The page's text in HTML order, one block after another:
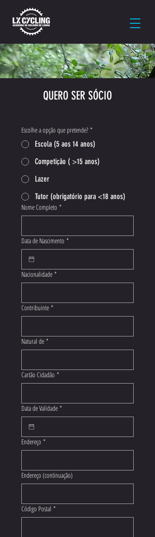
QUERO SER SÓCIO
Escolhe a opção que pretende? *
Escola (5 aos 14 anos)
Competição ( >15 anos)
Lazer
Tutor (obrigatório para <18 anos)
Nome Completo *
Data de Nascimento *
Nacionalidade *
Contribuinte *
Natural de *
Cartão Cidadão *
Data de Validade *
Endereço *
Endereço (continuação)
Código Postal *